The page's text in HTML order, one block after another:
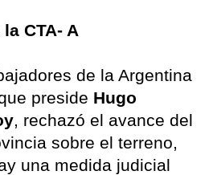
CTA- A
de la Argentina
preside Hugo
, rechazó el avance del
sobre el terreno,
una medida judicial